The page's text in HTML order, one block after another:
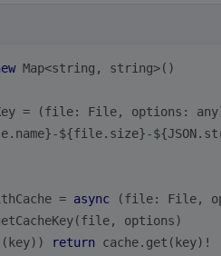
Map<string , string>()
= (file: File, options: any
-${file.size}-${JSON
= async (file: File,
options)
return cache.get(key)!